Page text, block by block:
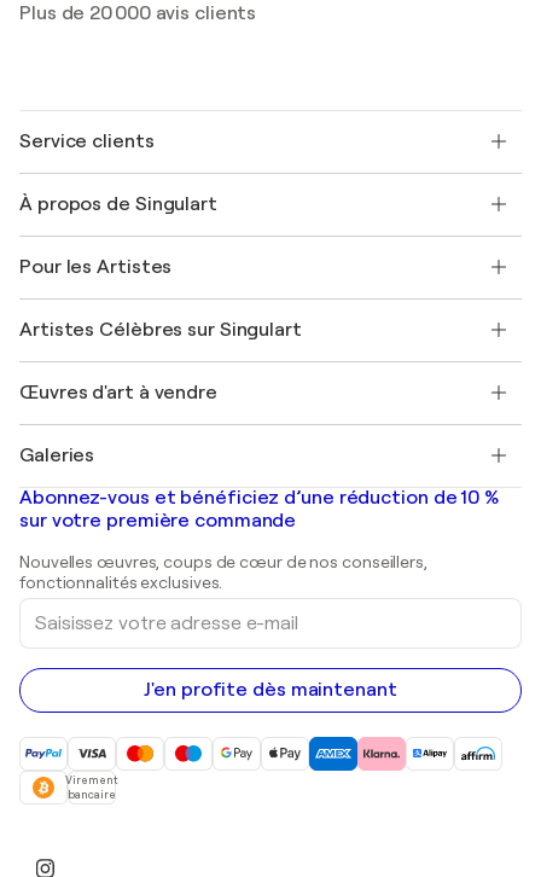
Plus de 20 000 avis clients
Service clients
Expédition
Offrir une carte cadeau
Rejoignez notre programme commercial
Mon compte
+33 1 76 44 06 42
À propos de Singulart
FAQ
Magazine Singulart
Emplois
Découvrez une sélection d'art original
Pour les Artistes
Se connecter en tant qu'Artiste
Artistes Célèbres sur Singulart
Marc Chagall
Banksy
Mr. Brainwash
Shepard Fairey
Œuvres d'art à vendre
Tableaux abstraits à vendre
Peintures de paysage
Estampes
Peintures acryliques
Galeries
Galeries d'art en France
Galeries d'art en Belgique
Abonnez-vous et bénéficiez d’une réduction de 10 %
sur votre première commande
Nouvelles œuvres, coups de cœur de nos conseillers,
fonctionnalités exclusives.
Saisissez
votre
adresse
e-
mail
J'en profite dès maintenant
Virement
bancaire